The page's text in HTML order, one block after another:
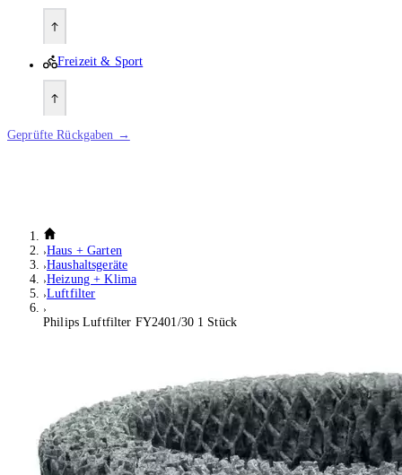
Freizeit & Sport
Geprüfte Rückgaben →
Haus + Garten
Haushaltsgeräte
Heizung + Klima
Luftfilter
Philips Luftfilter FY2401/30 1 Stück